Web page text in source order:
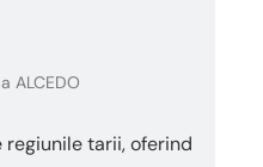
ALCEDO
tarii, oferind